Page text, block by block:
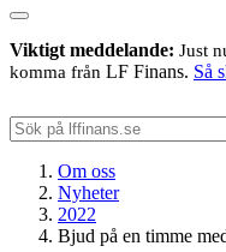
Viktigt meddelande: Just
komma från LF Finans. Så
Om oss
Nyheter
2022
Bjud på en timme